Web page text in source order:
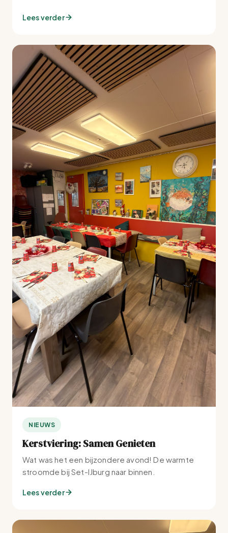
Lees verder
NIEUWS
Kerstviering: Samen Genieten
Wat was het een bijzondere avond! De warmte
stroomde bij Set-IJburg naar binnen.
Lees verder